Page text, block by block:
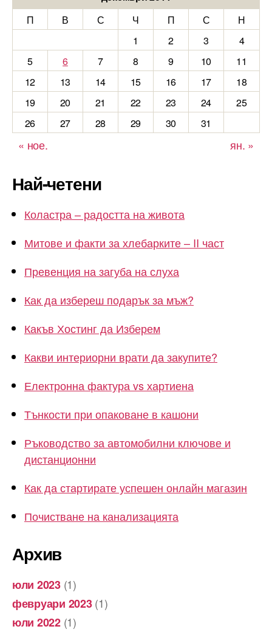
П
В С Ч П С
Н
1
2 3
4
5
6 7 8 9 10
11
12
13 14 15 16 17
18
19
20 21 22 23 24
25
26
27 28 29 30 31
« ное. ян. »
Най-четени
Коластра – радостта на живота
Митове и факти за хлебарките – II част
Превенция на загуба на слуха
Как да избереш подарък за мъж?
Какъв Хостинг да Изберем
Какви интериорни врати да закупите?
Електронна фактура vs хартиена
Тънкости при опаковане в кашони
Ръководство за автомобилни ключове и
дистанционни
Как да стартирате успешен онлайн магазин
Почистване на канализацията
Архив
юли 2023(1)
февруари 2023(1)
юли 2022(1)